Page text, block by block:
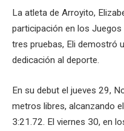
La atleta de Arroyito,
participación en los
tres pruebas, Eli demostró
dedicación al deporte.
En su debut el jueves 29,
metros libres, alcanzando
3:21.72. El viernes 30, en